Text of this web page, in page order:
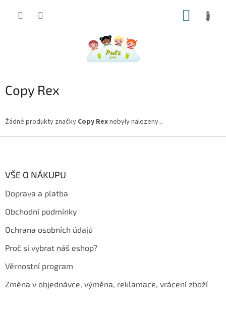
Copy Rex
Žádné produkty značky Copy Rexnebyly nalezeny...
VŠE O NÁKUPU
Doprava a platba
Obchodní podmínky
Ochrana osobních údajů
Proč si vybrat náš eshop?
Věrnostní program
Změna v objednávce, výměna, reklamace, vrácení zboží